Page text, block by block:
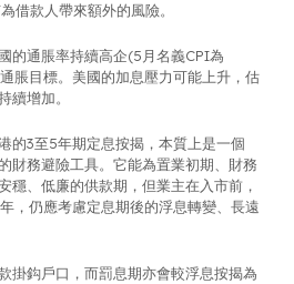
借款人帶來額外的風險。
的通脹率持續高企(5月名義CPI為
脹目標。美國的加息壓力可能上升，估
續增加。
的3至5年期定息按揭，本質上是一個
財務避險工具。它能為置業初期、財務
穩、低廉的供款期，但業主在入市前，
，仍應考慮定息期後的浮息轉變、長遠
掛鈎戶口，而罰息期亦會較浮息按揭為